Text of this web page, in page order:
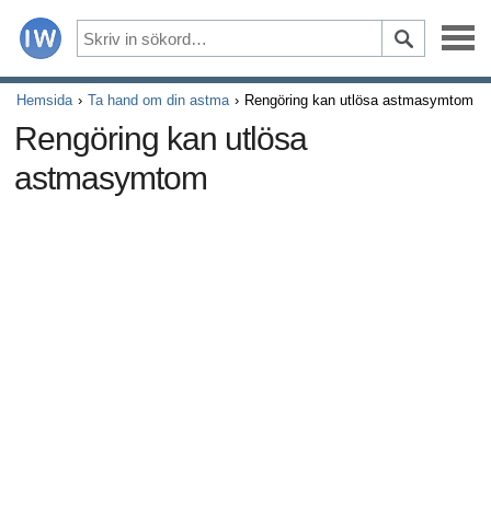
Sjukdomar
Symptom
Droger och kompletterar
Hemsida Ta hand om din astma Rengöring kan utlösa astmasymtom
Rengöring kan utlösa
astmasymtom